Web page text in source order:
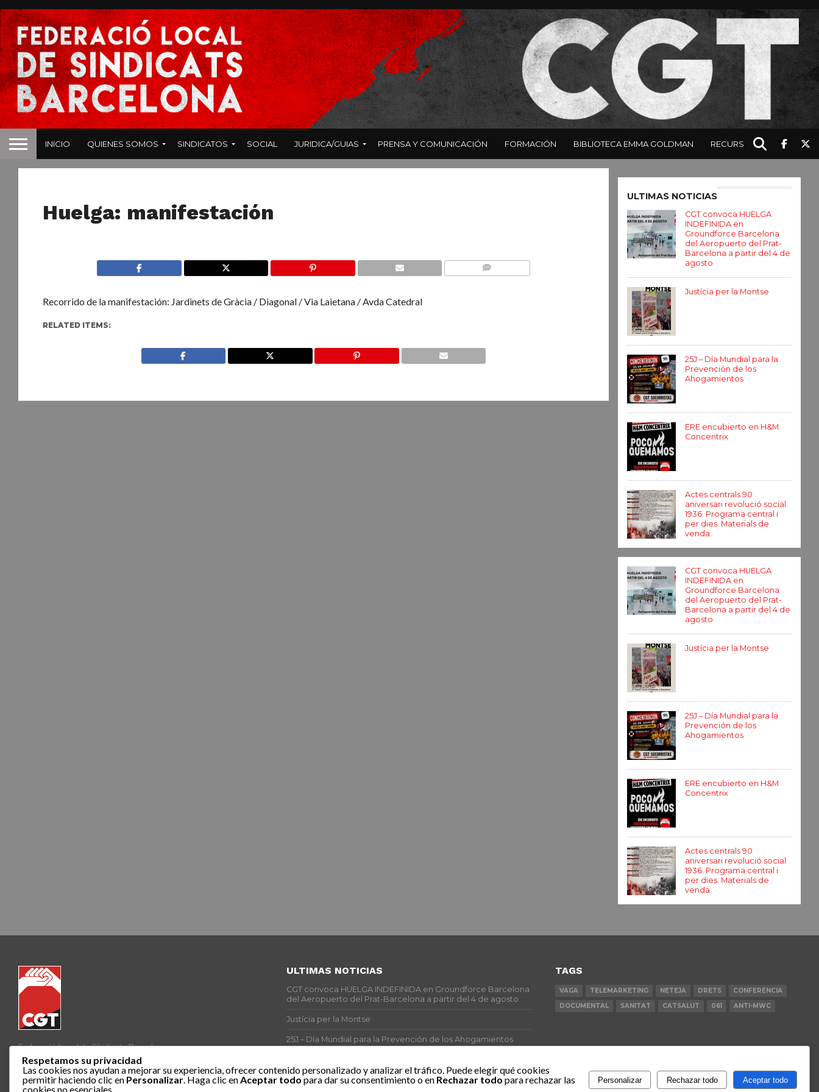
INICIO QUIENES SOMOS SINDICATOS SOCIAL JURIDICA/GUIAS PRENSA Y COMUNICACIÓN FORMACIÓN BIBLIOTECA EMMA GOLDMAN RECURSOS
Huelga: manifestación
Recorrido de la manifestación: Jardinets de Gràcia / Diagonal / Via Laietana / Avda Catedral
RELATED ITEMS:
ULTIMAS NOTICIAS
CGT convoca HUELGA
INDEFINIDA en
Groundforce Barcelona
del Aeropuerto del Prat-
Barcelona a partir del 4 de
agosto
Justícia per la Montse
25J – Día Mundial para la
Prevención de los
Ahogamientos
ERE encubierto en H&M
Concentrix
Actes centrals 90
aniversari revolució social
1936. Programa central i
per dies. Materials de
venda.
CGT convoca HUELGA
INDEFINIDA en
Groundforce Barcelona
del Aeropuerto del Prat-
Barcelona a partir del 4 de
agosto
Justícia per la Montse
25J – Día Mundial para la
Prevención de los
Ahogamientos
ERE encubierto en H&M
Concentrix
Actes centrals 90
aniversari revolució social
1936. Programa central i
per dies. Materials de
venda.
Federació Local de Sindicats Barcelona
ULTIMAS NOTICIAS
CGT convoca HUELGA INDEFINIDA en Groundforce Barcelona
del Aeropuerto del Prat-Barcelona a partir del 4 de agosto
Justícia per la Montse
25J – Día Mundial para la Prevención de los Ahogamientos
Actes centrals 90 aniversari revolució social 1936. Programa
TAGS
VAGA TELEMARKETING NETEJA DRETS
CONFERENCIA
DOCUMENTAL
SANITAT CATSALUT 061 ANTI-MWC
Respetamos su privacidad
Las cookies nos ayudan a mejorar su experiencia, ofrecer contenido personalizado y analizar el tráfico. Puede elegir qué cookies
permitir haciendo clic en Personalizar. Haga clic enAceptar todopara dar su consentimiento o en Rechazar todopara rechazar las
cookies no esenciales.
Personalizar Rechazar todo Aceptar todo